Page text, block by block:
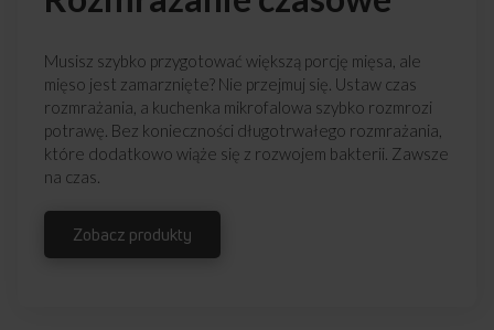
Musisz szybko przygotować większą porcję mięsa, ale
mięso jest zamarznięte? Nie przejmuj się. Ustaw czas
rozmrażania, a kuchenka mikrofalowa szybko rozmrozi
potrawę. Bez konieczności długotrwałego rozmrażania,
które dodatkowo wiąże się z rozwojem bakterii. Zawsze
na czas.
Zobacz produkty